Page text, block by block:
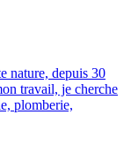
nature, depuis 30
travail, je cherche
plomberie,